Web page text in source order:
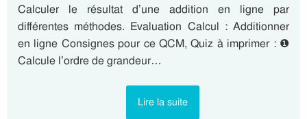
Calculer le résultat d’une addition en ligne par
différentes méthodes. Evaluation Calcul : Additionner
en ligne Consignes pour ce QCM, Quiz à imprimer : ❶
Calcule l’ordre de grandeur…
Lire la suite